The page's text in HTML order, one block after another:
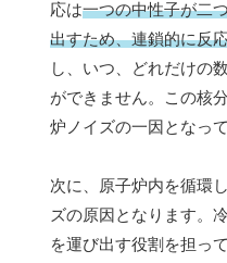
応は一つの中性子が二
出すため、連鎖的に反
し、いつ、どれだけの
ができません。この核
炉ノイズの一因となって
次に、原子炉内を循環
ズの原因となります。
を運び出す役割を担っ